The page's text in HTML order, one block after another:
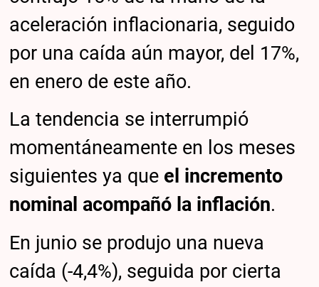
aceleración inflacionaria, seguido
por una caída aún mayor, del 17%,
en enero de este año.
La tendencia se interrumpió
momentáneamente en los meses
siguientes ya que el incremento
nominal acompañó la inflación.
En junio se produjo una nueva
caída (-4,4%), seguida por cierta